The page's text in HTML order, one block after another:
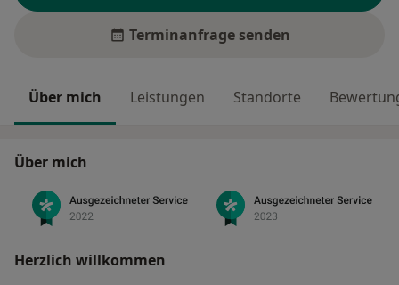
Terminanfrage senden
Über mich Leistungen Standorte
Über mich
Herzlich willkommen